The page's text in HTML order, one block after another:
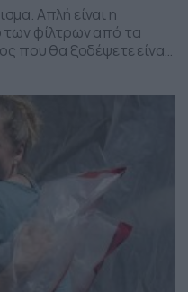
Απλή είναι η
των φίλτρων από τα
που θα ξοδέψετε είναι
να δείτε και στο
είναι […]